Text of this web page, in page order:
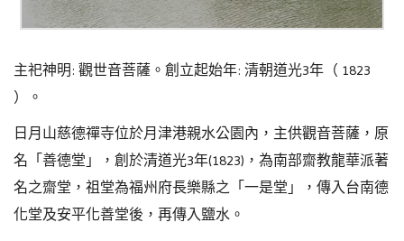
主祀神明: 觀世音菩薩 。 創立起始年: 清朝道光3年（ 1823
）
。
日月山慈德禪寺位於月津港親水公園內 ， 主供觀音菩薩，原
名「善德堂」，創於清道光3年(1823)，為南部齋教龍華派著
名之齋堂，祖堂為福州府長樂縣之「一是堂」，傳入台南德
化堂及安平化善堂後，再傳入鹽水。